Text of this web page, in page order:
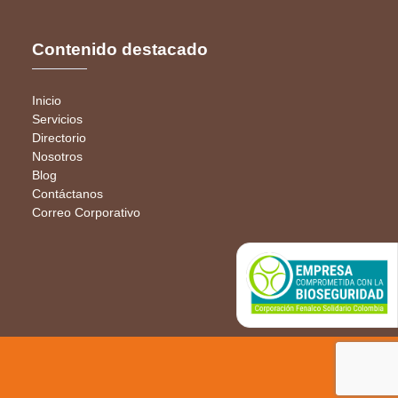
Contenido destacado
Inicio
Servicios
Directorio
Nosotros
Blog
Contáctanos
Correo Corporativo